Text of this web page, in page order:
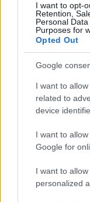
I want to opt-
Retention,
Personal
Purposes for
Opted Out
Google
I want to
related to
device
I want to
Google for
I want to
personalized
ce
b
o
o
k
it
te
r
NOTIZIE RECENTI
Auto